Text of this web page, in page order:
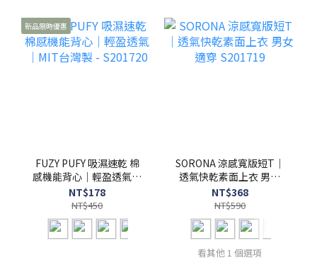
新品限時優惠
FUZY PUFY 吸濕速乾 棉
感機能背心｜輕盈透氣｜
MIT台灣製 - S201720
NT$178
NT$450
SORONA 涼感寬版短T｜
透氣快乾素面上衣 男女
適穿 S201719
NT$368
NT$590
看其他 1 個選項